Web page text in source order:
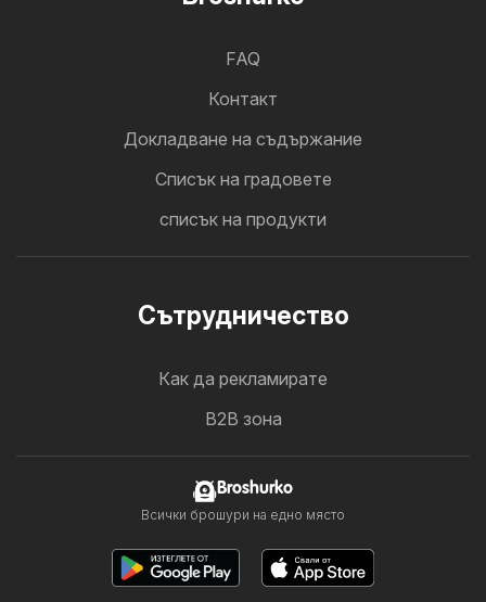
FAQ
Контакт
Докладване на съдържание
Cписък на градовете
списък на продукти
Cътрудничество
Как да рекламирате
B2B зона
Broshurko
Всички брошури на едно място